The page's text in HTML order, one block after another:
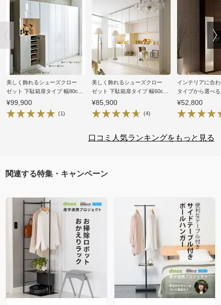
美しく飾れるシューズクロー
ゼット 下駄箱扉タイプ 幅80cm
高さ180cm
¥99,900
(1)
美しく飾れるシューズクロー
ゼット 下駄箱扉タイプ 幅60cm
高さ180cm
¥85,900
(4)
インテリアに合
タイプから選べ
クス ミラー扉（
高さ180.5cm
¥52,800
口コミ人気ランキングをもっと見る
関連する特集・キャンペーン